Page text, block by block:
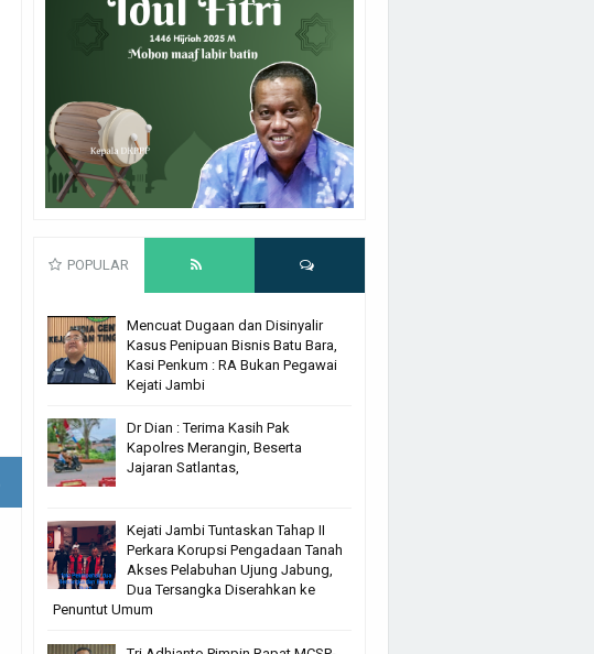
POPULAR
Mencuat Dugaan dan Disinyalir
Kasus Penipuan Bisnis Batu Bara,
Kasi Penkum : RA Bukan Pegawai
Kejati Jambi
Dr Dian : Terima Kasih Pak
Kapolres Merangin, Beserta
Jajaran Satlantas,
Kejati Jambi Tuntaskan Tahap II
Perkara Korupsi Pengadaan Tanah
Akses Pelabuhan Ujung Jabung,
Dua Tersangka Diserahkan ke
Penuntut Umum